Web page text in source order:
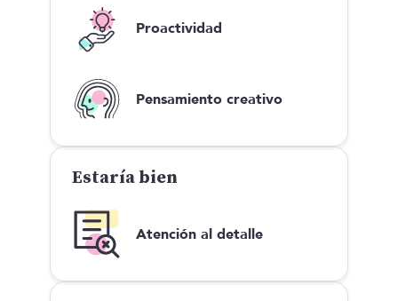
Proactividad
Pensamiento creativo
Estaría bien
Atención al detalle